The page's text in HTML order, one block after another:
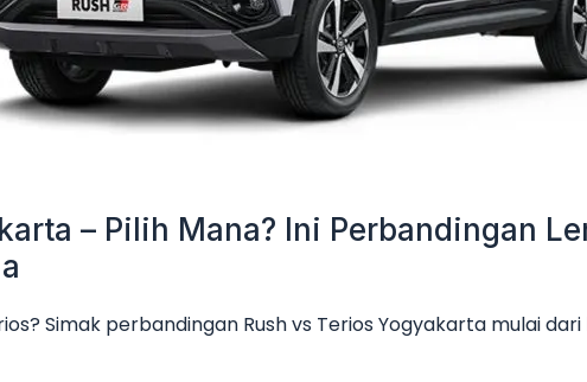
– Pilih Mana? Ini Perbandingan
Simak perbandingan Rush vs Terios Yogyakarta mulai